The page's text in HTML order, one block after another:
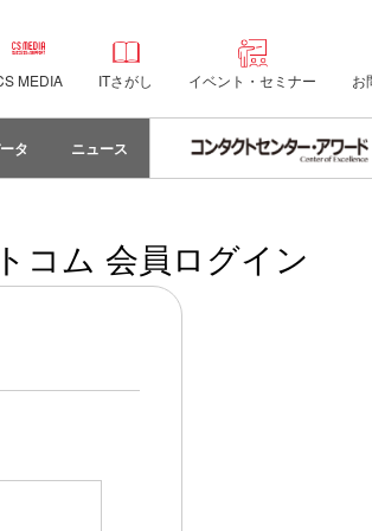
MEDIA ITさがし イベント・セミナー お
タ ニュース
コム 会員ログイン